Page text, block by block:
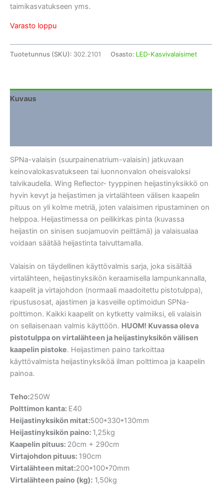
taimikasvatukseen yms.
Varasto loppu
Tuotetunnus (SKU): 302.2101 Osasto: LED-Kasvivalaisimet
Kuvaus
SPNa-valaisin (suurpainenatrium-valaisin) jatkuvaan
keinovalokasvatukseen tai luonnonvalon oheisvaloksi
talvikaudella. Wing Reflector- tyyppinen heijastinyksikkö on
hyvin kevyt ja heijastimen ja virtalähteen välisen kaapelin
pituus on yli kolme metriä, joten valaisimen ripustaminen on
helppoa. Heijastimessa on peilikirkas pinta (kuvassa
heijastin on sinisen suojamuovin peittämä) ja valaisualaa
voidaan säätää heijastinta taivuttamalla.
Valaisin on täydellinen käyttövalmis sarja, joka sisältää
virtalähteen, heijastinyksikön keraamisella lampunkannalla,
kaapelit ja virtajohdon (normaali maadoitettu pistotulppa),
ripustusosat, ajastimen ja kasveille optimoidun SPNa-
polttimon. Kaikki kaapelit on kytketty valmiiksi, eli valaisin
on sellaisenaan valmis käyttöön. HUOM! Kuvassa oleva
pistotulppa on virtalähteen ja heijastinyksikön välisen
kaapelin pistoke. Heijastimen paino tarkoittaa
käyttövalmista heijastinyksiköä ilman polttimoa ja kaapelin
painoa.
Teho:250W
Polttimon kanta: E40
Heijastinyksikön mitat:500*330*130mm
Heijastinyksikön paino: 1,25kg
Kaapelin pituus: 20cm + 290cm
Virtajohdon pituus: 190cm
Virtalähteen mitat:200*100*70mm
Virtalähteen paino (kg): 1,50kg